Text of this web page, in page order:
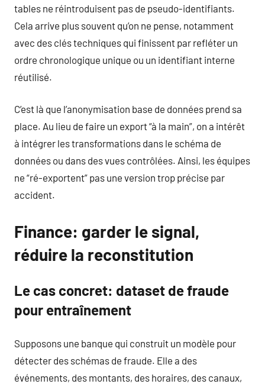
tables ne réintroduisent pas de pseudo-identifiants.
Cela arrive plus souvent qu’on ne pense, notamment
avec des clés techniques qui finissent par refléter un
ordre chronologique unique ou un identifiant interne
réutilisé.
C’est là que l’anonymisation base de données prend sa
place. Au lieu de faire un export “à la main”, on a intérêt
à intégrer les transformations dans le schéma de
données ou dans des vues contrôlées. Ainsi, les équipes
ne “ré-exportent” pas une version trop précise par
accident.
Finance: garder le signal,
réduire la reconstitution
Le cas concret: dataset de fraude
pour entraînement
Supposons une banque qui construit un modèle pour
détecter des schémas de fraude. Elle a des
événements, des montants, des horaires, des canaux,